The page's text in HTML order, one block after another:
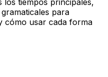
los tiempos principales,
para
cómo usar cada forma